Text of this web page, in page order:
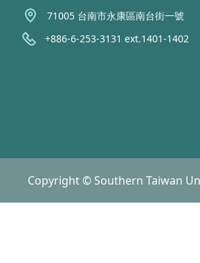
71005 台南市永康區南台街一號
+886-6-253-3131 ext.1401-1402
Copyright © Southern Taiwan